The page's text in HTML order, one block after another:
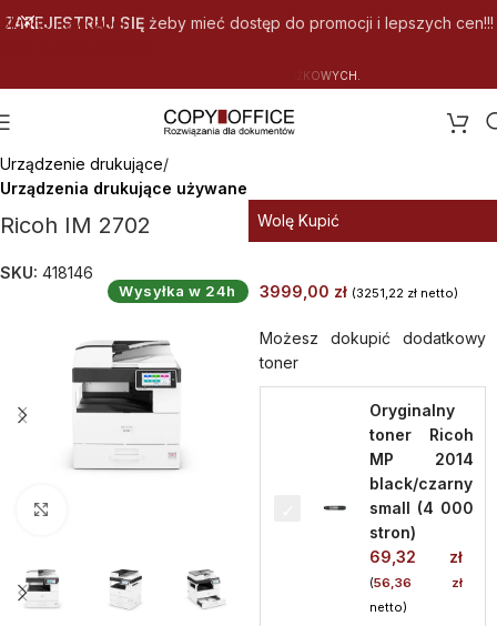
Skip to navigation
ZAREJESTRUJ SIĘżeby mieć dostęp do promocji i lepszych cen!!!
Urządzenie drukujące
Urządzenia drukujące używane
Ricoh IM 2702
SKU: 418146
Wysyłka w 24h
Wolę Kupić
3999,00 zł (3251,22 zł netto)
Możesz dokupić dodatkowy
toner
Oryginalny
toner Ricoh
MP 2014
black/czarny
small (4 000
stron)
69,32 zł
(56,36 zł
netto)